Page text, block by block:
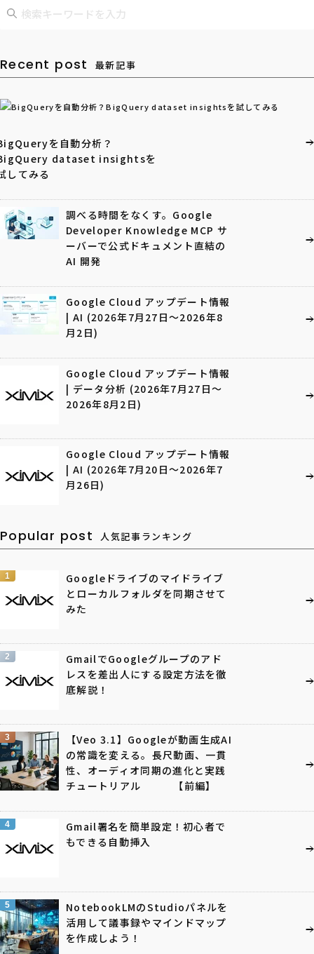
Recent post 最新記事
を自動分析？
dataset insightsを
してみる
調べる時間をなくす。Google
Developer Knowledge MCP サ
ーバーで公式ドキュメント直結の
AI 開発
Google Cloud アップデート情報
| AI (2026年7月27日〜2026年8
月2日)
Google Cloud アップデート情報
| データ分析 (2026年7月27日〜
2026年8月2日)
Google Cloud アップデート情報
| AI (2026年7月20日〜2026年7
月26日)
Popular post 人気記事ランキング
1
Googleドライブのマイドライブ
とローカルフォルダを同期させて
みた
2
GmailでGoogleグループのアド
レスを差出人にする設定方法を徹
底解説！
3
【Veo 3.1】Googleが動画生成AI
の常識を変える。長尺動画、一貫
性、オーディオ同期の進化と実践
チュートリアル 【前編】
4
Gmail署名を簡単設定！初心者で
もできる自動挿入
5
NotebookLMのStudioパネルを
活用して議事録やマインドマップ
を作成しよう！